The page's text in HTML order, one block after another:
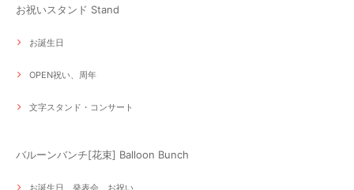
お祝いスタンド Stand
お誕生日
OPEN祝い、周年
文字スタンド・コンサート
バルーンバンチ[花束] Balloon Bunch